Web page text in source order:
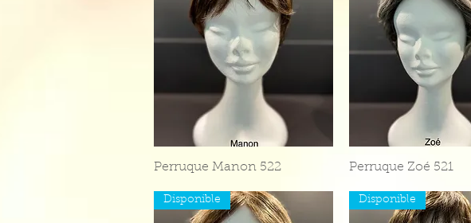
Aperçu rapide
Perruque Manon 522 Aperçu rapide
Perruque Zoé 521
Disponible Disponible